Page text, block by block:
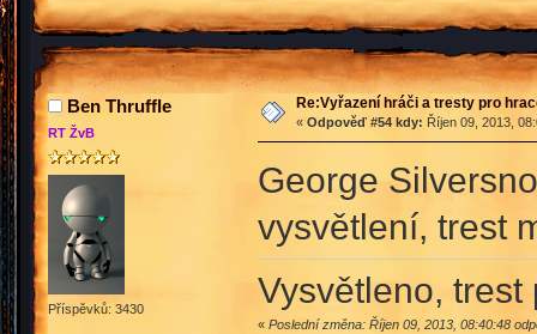
Ben Thruffle
RT ŽvB
Příspěvků: 3430
Re:Vyřazení hráči a tresty pro
« Odpověď #54 kdy: Říjen 09, 2013,
George
vysvětlení, trest
Vysvětleno, trest
« Poslední změna: Říjen 09, 2013, 08:40:48